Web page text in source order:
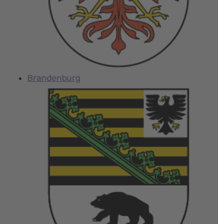
Brandenburg